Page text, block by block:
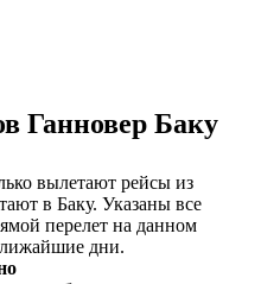
Ганновер Баку
вылетают рейсы из
в Баку. Указаны все
перелет на данном
дни.